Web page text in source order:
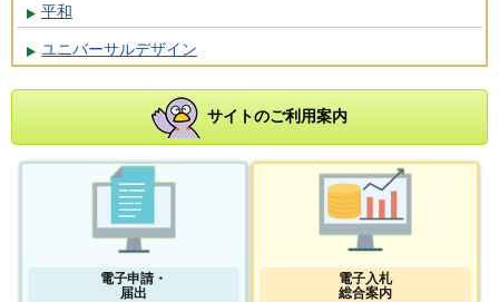
平和
ユニバーサルデザイン
サイトのご利用案内
電子申請・
届出
電子入札
総合案内